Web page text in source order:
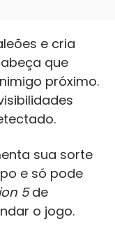
e cria
que
próximo.
sua sorte
e só pode
5de
o jogo.